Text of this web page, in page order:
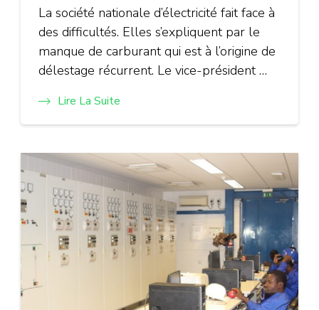
La société nationale d’électricité fait face à
des difficultés. Elles s’expliquent par le
manque de carburant qui est à l’origine de
délestage récurrent. Le vice-président …
Lire La Suite